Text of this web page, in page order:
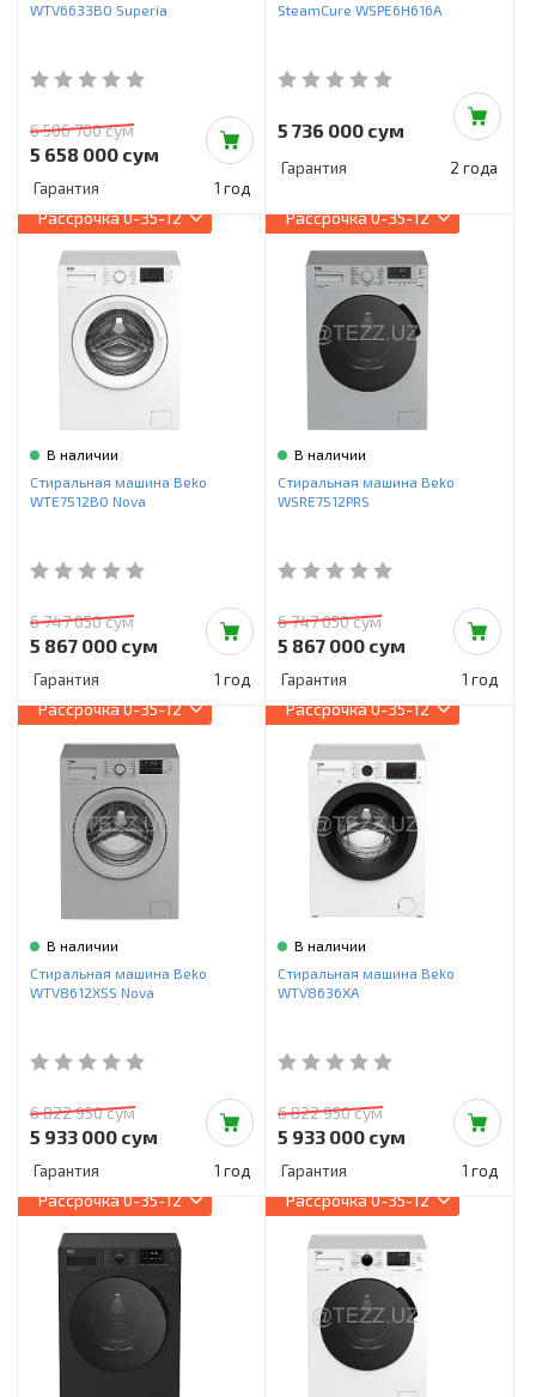
WTV6633B0 Superia
6 506 700 сум
5 658 000 сум
Гарантия 1 год
SteamCure WSPE6H616A
5 736 000 сум
Гарантия 2 года
Рассрочка0-35-12
В наличии
Стиральная машина Beko
WTE7512B0 Nova
6 747 050 сум
5 867 000 сум
Гарантия 1 год
Рассрочка0-35-12
В наличии
Стиральная машина Beko
WSRE7512PRS
6 747 050 сум
5 867 000 сум
Гарантия 1 год
Рассрочка0-35-12
В наличии
Стиральная машина Beko
WTV8612XSS Nova
6 822 950 сум
5 933 000 сум
Гарантия 1 год
Рассрочка0-35-12
В наличии
Стиральная машина Beko
WTV8636XA
6 822 950 сум
5 933 000 сум
Гарантия 1 год
Рассрочка0-35-12 Рассрочка0-35-12